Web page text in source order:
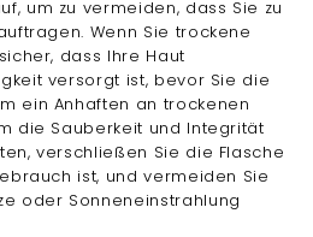
um zu vermeiden, dass Sie zu
Wenn Sie trockene
dass Ihre Haut
versorgt ist, bevor Sie die
ein Anhaften an trockenen
die Sauberkeit und Integrität
verschließen Sie die Flasche
ist, und vermeiden Sie
oder Sonneneinstrahlung